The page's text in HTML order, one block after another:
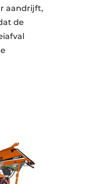
aandrijft,
de